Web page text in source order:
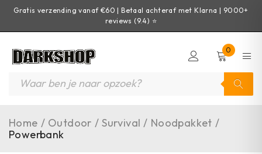
Gratis verzending vanaf €60 | Betaal achteraf met Klarna | 9000+
reviews (9.4) ⭐
0
Home / Outdoor / Survival / Noodpakket /
Powerbank